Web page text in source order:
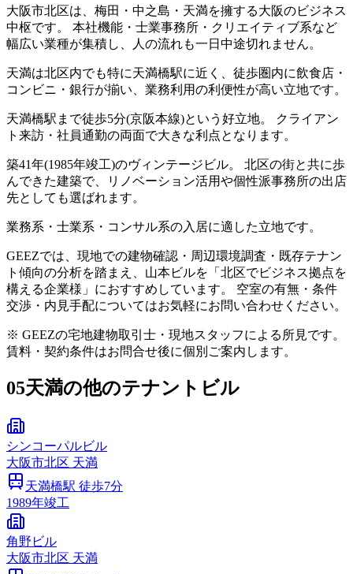
大阪市北区は、梅田・中之島・天満を擁する大阪のビジネス
中枢です。 本社機能・士業事務所・クリエイティブ系など
幅広い業種が集積し、人の流れも一日中途切れません。
天満は北区内でも特に天満橋駅に近く、徒歩圏内に飲食店・
コンビニ・銀行が揃い、業務利用の利便性が高い立地です。
天満橋駅まで徒歩5分(京阪本線)という好立地。 クライアン
ト来訪・社員通勤の両面で大きな利点となります。
築41年(1985年竣工)のヴィンテージビル。 北区の街と共に歩
んできた建築で、リノベーション活用や個性派事務所の出店
先としても選ばれます。
業務系・士業系・コンサル系の入居に適した立地です。
GEEZでは、現地での建物確認・周辺環境調査・既存テナン
ト傾向の分析を踏まえ、山本ビルを「北区でビジネス拠点を
構える企業様」におすすめしています。 空室の有無・条件
交渉・内見手配についてはお気軽にお問い合わせください。
※ GEEZの宅地建物取引士・現地スタッフによる所見です。
賃料・契約条件はお問合せ後に個別ご案内します。
05天満の他のテナントビル
シンコーパルビル
大阪市北区 天満
天満橋駅 徒歩7分
1989年竣工
角野ビル
大阪市北区 天満